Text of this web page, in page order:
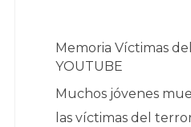
Memoria Víctimas
YOUTUBE
Muchos jóvenes
las víctimas del